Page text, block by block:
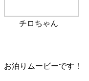
チロちゃん
お泊りムービーです！